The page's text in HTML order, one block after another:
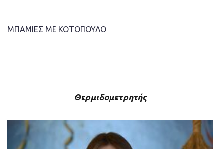
ΜΠΑΜΙΕΣ ΜΕ ΚΟΤΟΠΟΥΛΟ
Θερμιδομετρητής